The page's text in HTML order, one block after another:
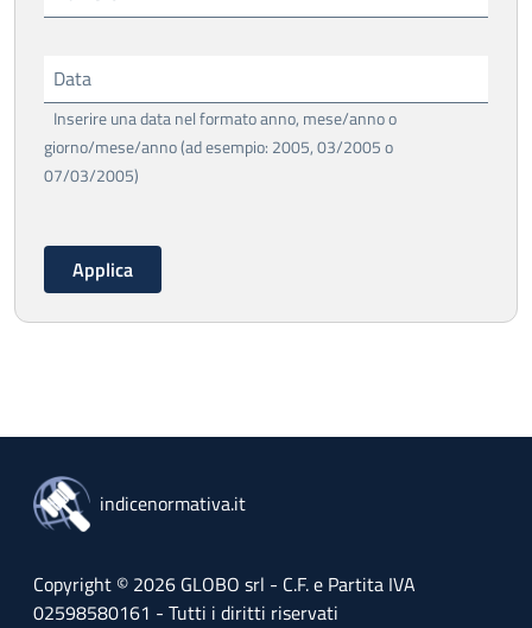
Data
Inserire una data nel formato anno, mese/anno o
giorno/mese/anno (ad esempio: 2005, 03/2005 o
07/03/2005)
indicenormativa.it
Copyright © 2026 GLOBO srl - C.F. e Partita IVA
02598580161 - Tutti i diritti riservati